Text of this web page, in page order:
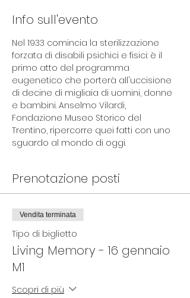
Info sull'evento
Nel 1933 comincia la sterilizzazione
forzata di disabili psichici e fisici: è il
primo atto del programma
eugenetico che porterà all'uccisione
di decine di migliaia di uomini, donne
e bambini. Anselmo Vilardi,
Fondazione Museo Storico del
Trentino, ripercorre quei fatti con uno
sguardo al mondo di oggi.
Prenotazione posti
Vendita terminata
Tipo di biglietto
Living Memory - 16 gennaio
M1
Scopri di più